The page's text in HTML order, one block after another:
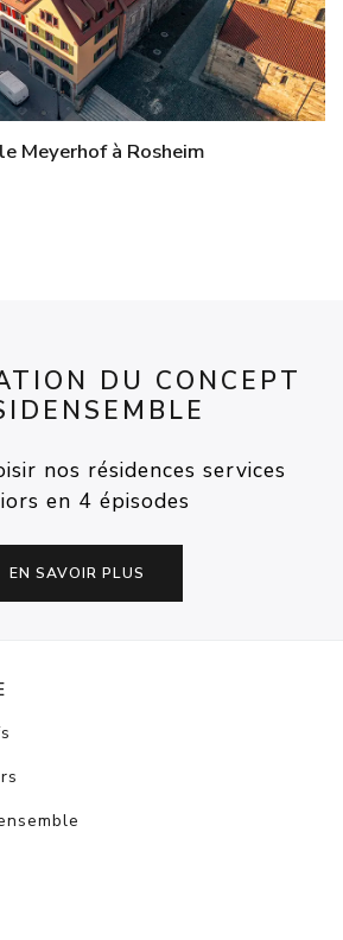
Meyerhof à Rosheim
DU CONCEPT
nos résidences services
en 4 épisodes
EN SAVOIR PLUS